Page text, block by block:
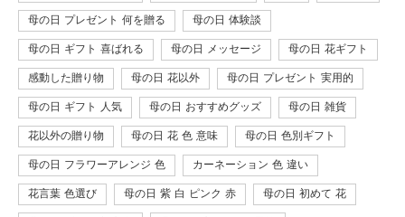
母の日 プレゼント 何を贈る 母の日 体験談
母の日 ギフト 喜ばれる 母の日 メッセージ 母の日 花ギフト
感動した贈り物 母の日 花以外 母の日 プレゼント 実用的
母の日 ギフト 人気 母の日 おすすめグッズ 母の日 雑貨
花以外の贈り物 母の日 花 色 意味 母の日 色別ギフト
母の日 フラワーアレンジ 色 カーネーション 色 違い
花言葉 色選び 母の日 紫 白 ピンク 赤 母の日 初めて 花